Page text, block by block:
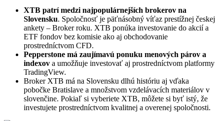
XTB patrí medzi najpopulárnejších brokerov na
Slovensku. Spoločnosť je päťnásobný víťaz prestížnej českej
ankety – Broker roku. XTB ponúka investovanie do akcií a
ETF fondov bez komisie ako aj obchodovanie
prostredníctvom CFD.
Pepperstone má zaujímavú ponuku menových párov a
indexov a umožňuje investovať aj prostredníctvom platformy
TradingView.
Broker XTB má na Slovensku dlhú históriu aj vďaka
pobočke Bratislave a množstvom vzdelávacích materiálov v
slovenčine. Pokiaľ si vyberiete XTB, môžete si byť istý, že
investujete prostredníctvom kvalitnej a overenej spoločnosti.